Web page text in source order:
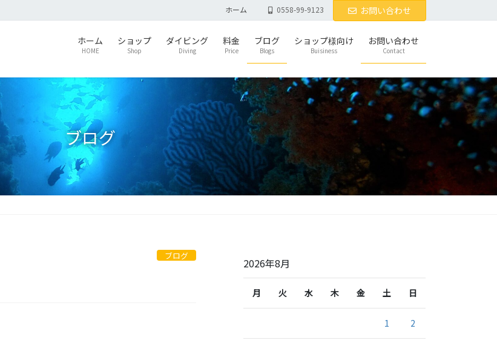
ホーム 0558-99-9123 お問い合わせ
ホーム
HOME
ショップ
Shop
ダイビング
Diving
料金
Price
ブログ
Blogs
ショップ様向け
Buisiness
お問い合わせ
Contact
ブログ
ブログ
2026年8月
月 火 水 木 金 土 日
1 2